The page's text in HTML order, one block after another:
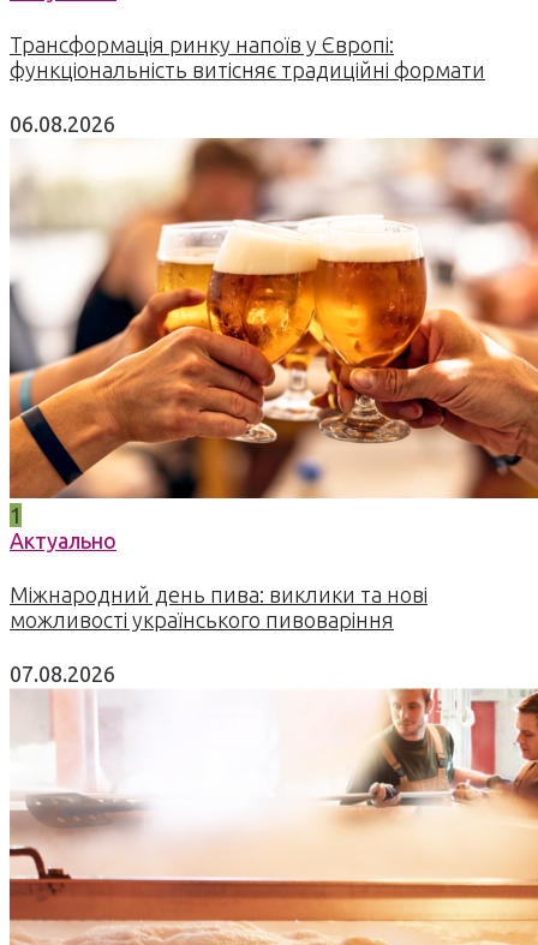
Трансформація ринку напоїв у Європі:
функціональність витісняє традиційні формати
06.08.2026
1
Актуально
Міжнародний день пива: виклики та нові
можливості українського пивоваріння
07.08.2026